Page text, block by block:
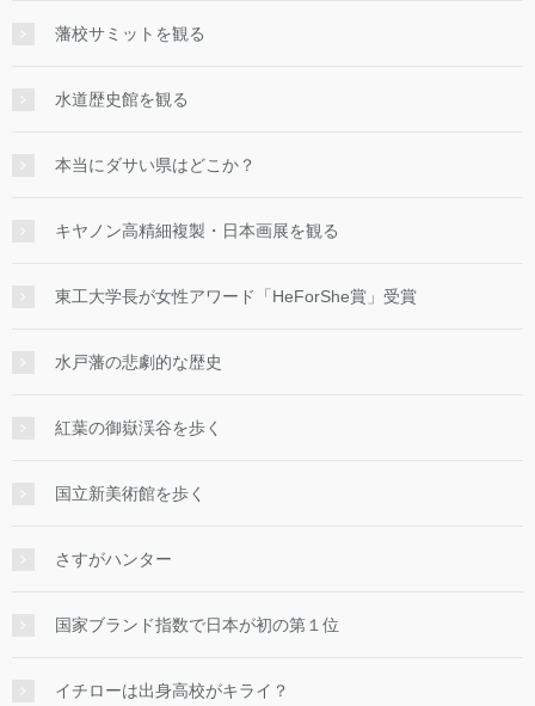
藩校サミットを観る
水道歴史館を観る
本当にダサい県はどこか？
キヤノン高精細複製・日本画展を観る
東工大学長が女性アワード「HeForShe賞」受賞
水戸藩の悲劇的な歴史
紅葉の御嶽渓谷を歩く
国立新美術館を歩く
さすがハンター
国家ブランド指数で日本が初の第１位
イチローは出身高校がキライ？